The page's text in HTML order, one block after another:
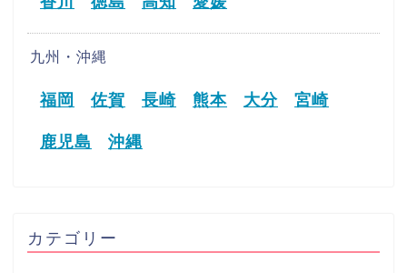
九州・沖縄
福岡 佐賀 長崎 熊本 大分 宮崎
鹿児島 沖縄
カテゴリー